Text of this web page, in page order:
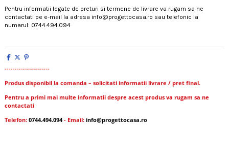
Pentru informatii legate de preturi si termene de livrare va rugam sa ne
contactati pe e-mail la adresa info@progettocasa.ro sau telefonic la
numarul: 0744.494.094
----------------------
Produs disponibil la comanda – solicitati informatii livrare / pret final.
Pentru a primi mai multe informatii despre acest produs va rugam sa ne
contactati
Telefon: 0744.494.094- Email: info@progettocasa.ro